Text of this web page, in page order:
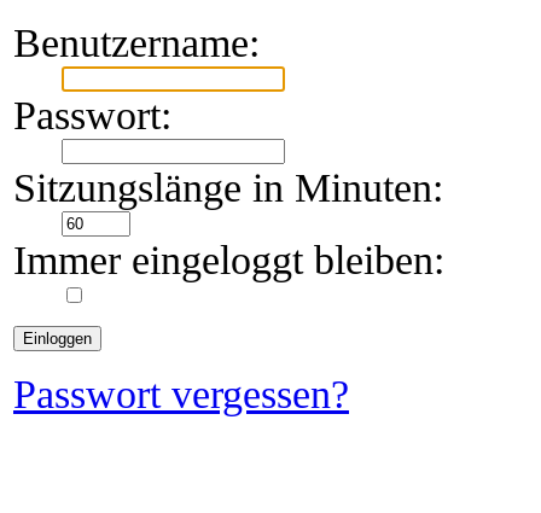
Benutzername:
Passwort:
Sitzungslänge in Minuten:
Immer eingeloggt bleiben:
Passwort vergessen?